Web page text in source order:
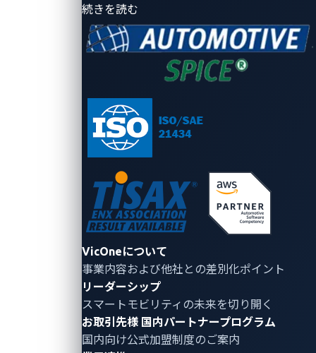
続きを読む
VicOneについて
事業内容および他社との差別化ポイント
リーダーシップ
スマートモビリティの未来を切り開く
お取引先様 国内パートナープログラム
国内向け公式加盟制度のご案内
本課題では、実機ハードウェアとソフトウェアを用い
て車載ネットワークを再現しました。
Resistant Automotive Miniature Network
(RAMN) ボード：ステアリング、ペダル、ギア選
択を制御する複数のECUを備えた
トフォーム
CARLAシミュレーター：オープンソースの自動運
転シミュレーター
peakCANアダプター：CANバスコネクテッド用ハ
ードウェアインターフェース
CANHとCANLへの直接アクセス：
ミュレートするための物理的接続
シミュレートされた車両は、自動運転で走行しながら